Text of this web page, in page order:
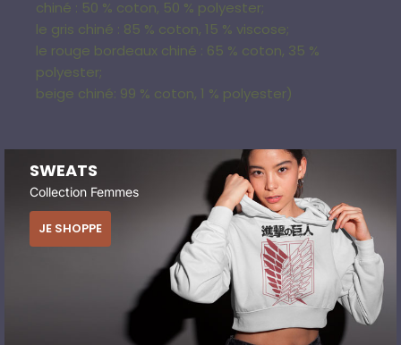
chiné : 50 % coton, 50 % polyester;
le gris chiné : 85 % coton, 15 % viscose;
le rouge bordeaux chiné : 65 % coton, 35 %
polyester;
beige chiné: 99 % coton, 1 % polyester)
SWEATS
Collection Femmes
JE SHOPPE